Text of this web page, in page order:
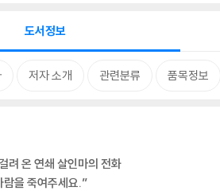
도서정보
저자 소개 관련분류 품목정보
려 온 연쇄 살인마의 전화
람을 죽여주세요.”